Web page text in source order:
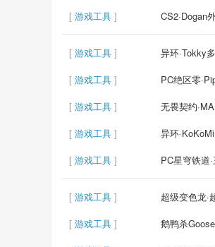
[ 游戏工具 ] CS2·Dogan
[ 游戏工具 ] 异环·Tokky
[ 游戏工具 ] PC绝区零
[ 游戏工具 ] 无畏契约
[ 游戏工具 ] 异环
[ 游戏工具 ] PC星穹铁道
[ 游戏工具 ] 超级变色龙·
[ 游戏工具 ] 鹅鸭杀